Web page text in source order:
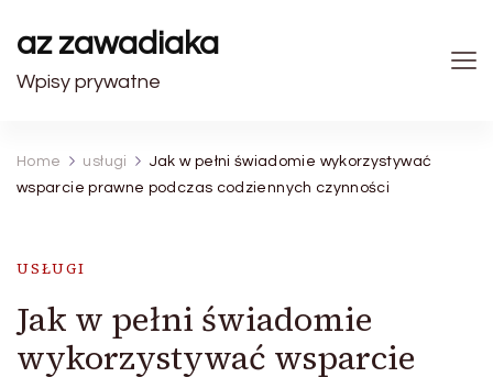
az zawadiaka
Wpisy prywatne
Home usługi
Jak w pełni świadomie wykorzystywać
wsparcie prawne podczas codziennych czynności
USŁUGI
Jak w pełni świadomie
wykorzystywać wsparcie